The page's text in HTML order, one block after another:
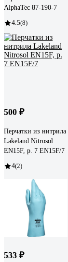
AlphaTec 87-190-7
4.5(8)
500 ₽
Перчатки из нитрила
Lakeland Nitrosol
EN15F, р. 7 EN15F/7
4(2)
533 ₽